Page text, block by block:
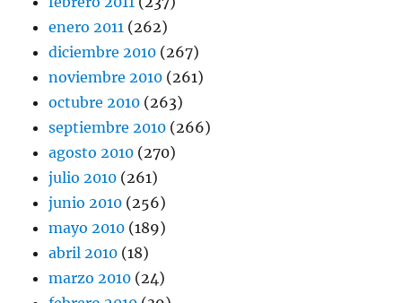
enero 2011 (262)
diciembre 2010 (267)
noviembre 2010 (261)
octubre 2010 (263)
septiembre 2010 (266)
agosto 2010 (270)
julio 2010 (261)
junio 2010 (256)
mayo 2010 (189)
abril 2010 (18)
marzo 2010 (24)